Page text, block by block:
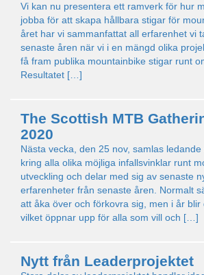
Vi kan nu presentera ett ramverk för hur
jobba för att skapa hållbara stigar för
året har vi sammanfattat all erfarenhet vi
senaste åren när vi i en mängd olika
få fram publika mountainbike stigar runt
Resultatet […]
The Scottish MTB
2020
Nästa vecka, den 25 nov, samlas
kring alla olika möjliga infallsvinklar runt
utveckling och delar med sig av senaste
erfarenheter från senaste åren. Normalt
att åka över och förkovra sig, men i år blir
vilket öppnar upp för alla som vill och […]
Nytt från Leaderprojektet